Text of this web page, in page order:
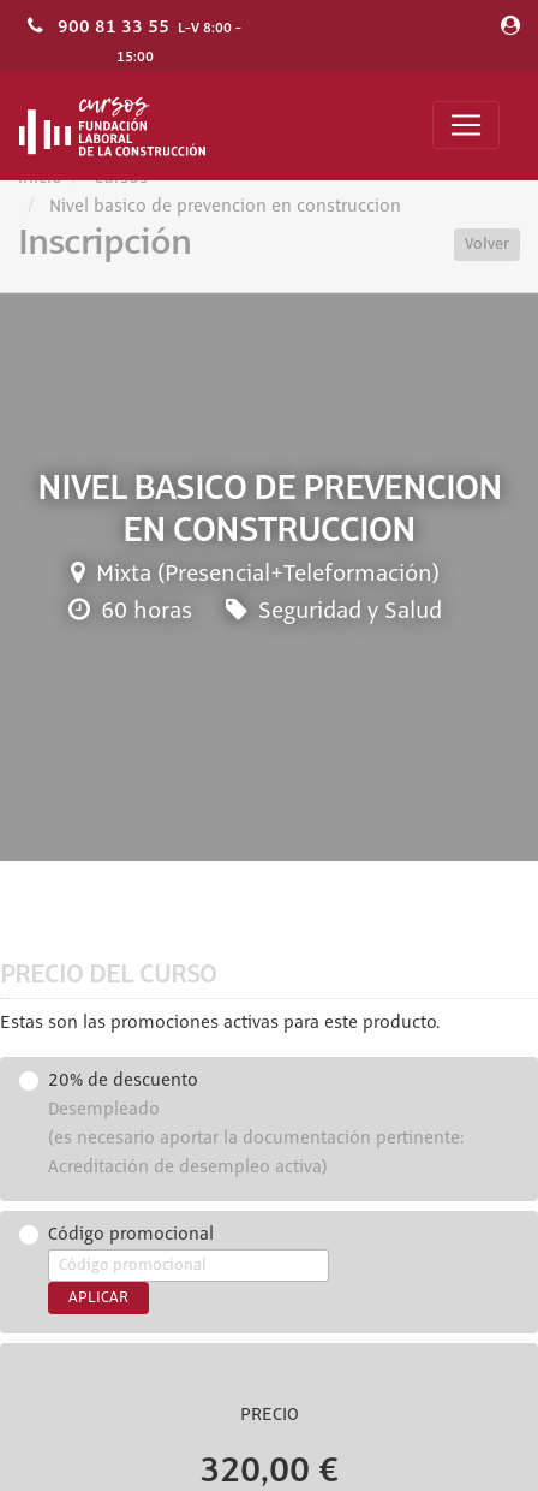
900 81 33 55 L-V 8:00 -
15:00
Inicio
Cursos
Nivel basico de prevencion en construccion
Inscripción Volver
NIVEL BASICO DE PREVENCION
EN CONSTRUCCION
Mixta (Presencial+Teleformación)
60 horas
Seguridad y Salud
PRECIO DEL CURSO
Estas son las promociones activas para este producto.
20% de descuento
Desempleado
(es necesario aportar la documentación pertinente:
Acreditación de desempleo activa)
Código promocional
APLICAR
PRECIO
320,00 €